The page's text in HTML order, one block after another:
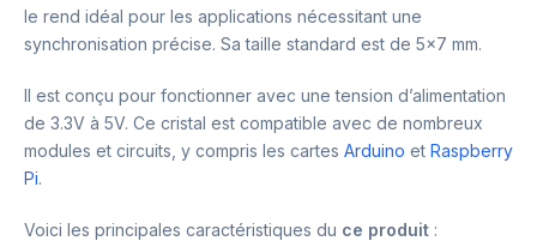
le rend idéal pour les applications nécessitant une
synchronisation précise. Sa taille standard est de 5×7 mm.
Il est conçu pour fonctionner avec une tension d’alimentation
de 3.3V à 5V. Ce cristal est compatible avec de nombreux
modules et circuits, y compris les cartes Arduino et Raspberry
Pi.
Voici les principales caractéristiques du ce produit :